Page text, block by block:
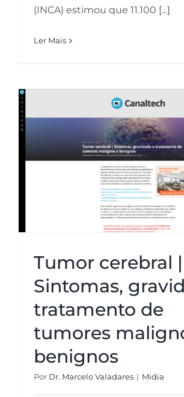
Bem-estar
(INCA) estimou que 11.100 [...]
Ler Mais
Tumor cerebral |
gravidade e
tumores malignos e
Tumor cerebral |
Sintomas,
tratamento de
tumores
benignos
Por Dr. Marcelo Valadares | Midia